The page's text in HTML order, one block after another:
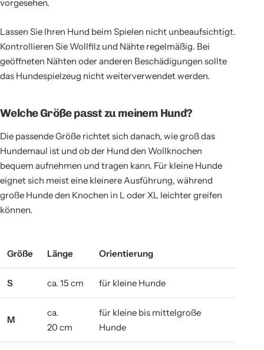
vorgesehen.
Lassen Sie Ihren Hund beim Spielen nicht unbeaufsichtigt.
Kontrollieren Sie Wollfilz und Nähte regelmäßig. Bei
geöffneten Nähten oder anderen Beschädigungen sollte
das Hundespielzeug nicht weiterverwendet werden.
Welche Größe passt zu meinem Hund?
Die passende Größe richtet sich danach, wie groß das
Hundemaul ist und ob der Hund den Wollknochen
bequem aufnehmen und tragen kann. Für kleine Hunde
eignet sich meist eine kleinere Ausführung, während
große Hunde den Knochen in L oder XL leichter greifen
können.
Größe Länge Orientierung
S ca. 15 cm für kleine Hunde
M
ca.
20 cm
für kleine bis mittelgroße
Hunde